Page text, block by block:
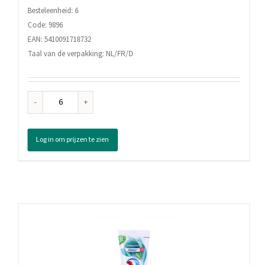
Besteleenheid: 6
Code: 9896
EAN: 5410091718732
Taal van de verpakking: NL/FR/D
Got2B
Molding
Paste,
100
Log in om prijzen te zien